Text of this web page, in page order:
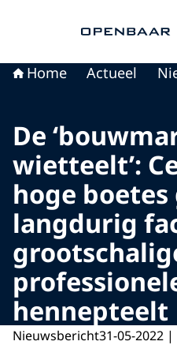
Home Actueel
De
wietteelt’:
hoge
langdurig
hennepteelt
Nieuwsbericht31-05-2022 |